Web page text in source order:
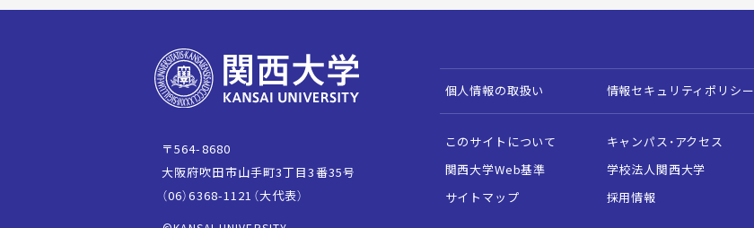
個人情報の取扱い 情報セキュリティポリシー
このサイトについて
キャンパス・アクセス
関西大学Web基準
学校法人関西大学
サイトマップ
採用情報
〒564-8680
大阪府吹田市山手町3丁目3番35号
（06）6368-1121（大代表）